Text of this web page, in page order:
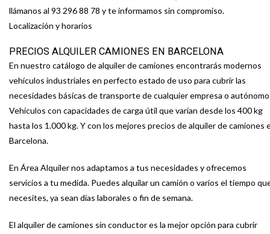
llámanos al 93 296 88 78 y te informamos sin compromiso.
Localización y horarios
PRECIOS ALQUILER CAMIONES EN BARCELONA
En nuestro catálogo de alquiler de camiones encontrarás modernos
vehículos industriales en perfecto estado de uso para cubrir las
necesidades básicas de transporte de cualquier empresa o
Vehículos con capacidades de carga útil que varían desde los 400 kg
hasta los 1.000 kg. Y con los mejores precios de alquiler de camiones
Barcelona.
En Área Alquiler nos adaptamos a tus necesidades y ofrecemos
servicios a tu medida. Puedes alquilar un camión o varios el tiempo
necesites, ya sean días laborales o fin de semana.
El alquiler de camiones sin conductor es la mejor opción para cubrir